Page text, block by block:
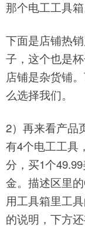
那个电工工具箱
下面是店铺热
子，这个也是
店铺是杂货铺
么选择我们。
2）再来看产品
有4个电工工具
分，买1个
金。描述区里
用工具箱里工
的说明，下方